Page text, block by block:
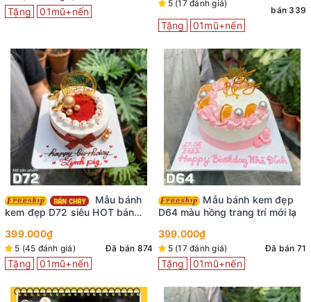
Tặng 01mũ+nến
5 (17 đánh giá)
bán 339
Tặng 01mũ+nến
kem đẹp D72 siêu HOT bán
399.000₫
5 (45 đánh giá) Đã bán 874
Tặng 01mũ+nến
D64 màu hồng trang trí mới lạ
399.000₫
5 (17 đánh giá) Đã bán 71
Tặng 01mũ+nến